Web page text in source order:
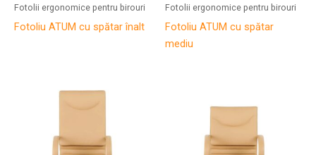
Fotolii ergonomice pentru birouri
Fotoliu ATUM cu spătar înalt
Fotolii ergonomice pentru birouri
Fotoliu ATUM cu spătar
mediu